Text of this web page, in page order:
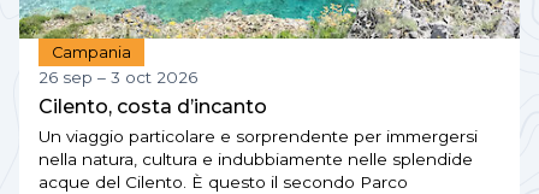
Campania
26 sep – 3 oct 2026
Cilento, costa d’incanto
Un viaggio particolare e sorprendente per immergersi
nella natura, cultura e indubbiamente nelle splendide
acque del Cilento. È questo il secondo Parco